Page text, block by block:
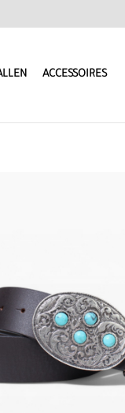
ACCESSOIRES
A